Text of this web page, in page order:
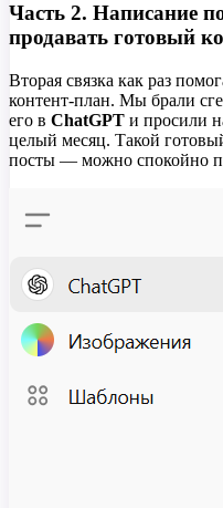
Часть 2. Написание
продавать готовый
Вторая связка как раз
контент-план. Мы брали
его в ChatGPT и просили
целый месяц. Такой
посты — можно спокойно